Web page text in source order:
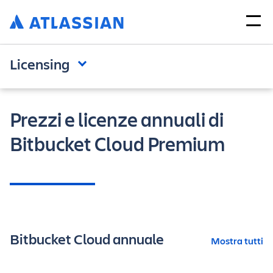
Licensing
Prezzi e licenze annuali di
Bitbucket Cloud Premium
Bitbucket Cloud annuale Mostra tutti